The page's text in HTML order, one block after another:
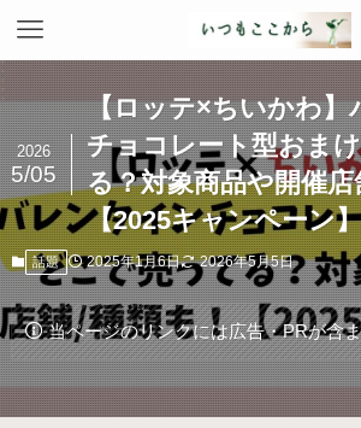
【ロッテ×ちいかわ】
チョコレート型おま
る？対象商品や開催
【2025キャンペーン
2026
5/05
話題 2025年1月6日 2026年5月5日
当ページのリンクには広告・PRが含